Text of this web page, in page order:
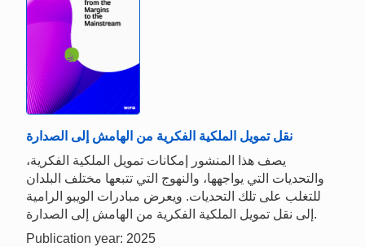
نقل تمويل الملكية الفكرية من الهامش إلى الصدارة
يصف هذا المنشور إمكانات تمويل الملكية الفكرية،
والتحديات التي يواجهها، والنهوج التي تتبعها مختلف البلدان
للتغلب على تلك التحديات. ويعرض مبادرات الويبو الرامية
إلى نقل تمويل الملكية الفكرية من الهامش إلى الصدارة.
Publication year: 2025